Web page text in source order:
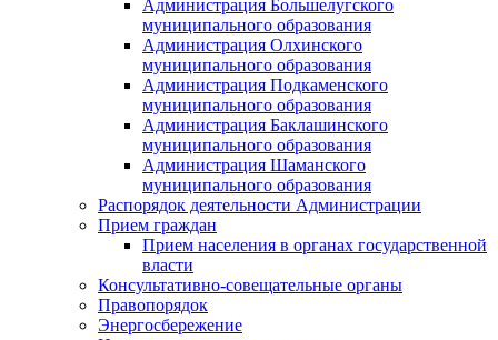
Администрация Большелугского
муниципального образования
Администрация Олхинского
муниципального образования
Администрация Подкаменского
муниципального образования
Администрация Баклашинского
муниципального образования
Администрация Шаманского
муниципального образования
Распорядок деятельности Администрации
Прием граждан
Прием населения в органах государственной
власти
Консультативно-совещательные органы
Правопорядок
Энергосбережение